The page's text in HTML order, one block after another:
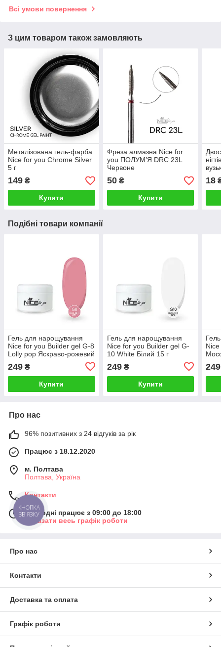
Всі умови повернення
З цим товаром також замовляють
Металізована гель-фарба
Nice for you Chrome Silver
5 г
149 ₴
Купити
Фреза алмазна Nice for
you ПОЛУМ’Я DRС 23L
Червоне
50₴
Купити
18
Подібні товари компанії
Гель для нарощування
Nice for you Builder gel G-8
Lolly pop Яскраво-рожевий
249 ₴
Купити
Гель для нарощування
Nice for you Builder gel G-
10 White Білий 15 г
249₴
Купити
249
Про нас
96% позитивних з 24 відгуків за рік
Працює з 18.12.2020
м. Полтава
Полтава, Україна
Контакти
Сьогодні працює з 09:00 до 18:00
Показати весь графік роботи
Про нас
Контакти
Доставка та оплата
Графік роботи
КНОПКА
ЗВ'ЯЗКУ